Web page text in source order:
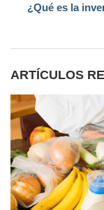
¿Qué es la
ARTÍCULOS